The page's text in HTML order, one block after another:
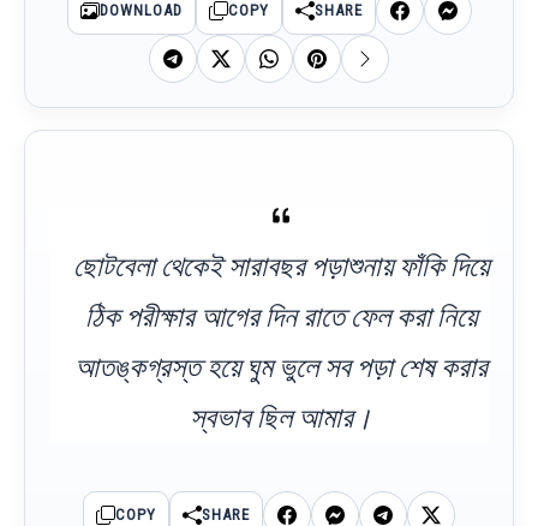
DOWNLOAD COPY SHARE
ছোটবেলা থেকেই সারাবছর পড়াশুনায় ফাঁকি দিয়ে
ঠিক পরীক্ষার আগের দিন রাতে ফেল করা নিয়ে
আতঙ্কগ্রস্ত হয়ে ঘুম ভুলে সব পড়া শেষ করার
স্বভাব ছিল আমার।
COPY SHARE